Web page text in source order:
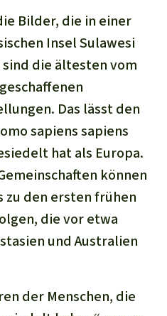
Bilder, die in einer
Insel Sulawesi
die ältesten vom
Das lässt den
sapiens sapiens
hat als Europa.
können
zu den ersten frühen
die vor etwa
und Australien
der Menschen, die